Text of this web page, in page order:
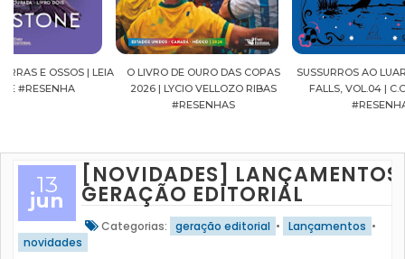
O LIVRO DE OURO DAS COPAS
2026 | LYCIO VELLOZO RIBAS
SUSSURROS AO LUAR | SHADOW
FALLS, VOL.04 | C.C.HUNTER
13
jun
[NOVIDADES] LANÇAMENTOS
GERAÇÃO EDITORIAL
Categorias: geração editorial • Lançamentos •
novidades